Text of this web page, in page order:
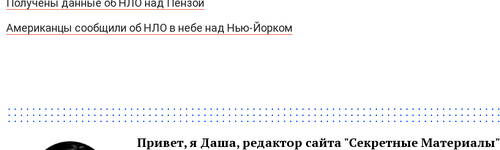
Получены данные об НЛО над Пензой
Американцы сообщили об НЛО в небе над Нью-Йорком
Привет, я Даша, редактор сайта "Секретные Материалы"